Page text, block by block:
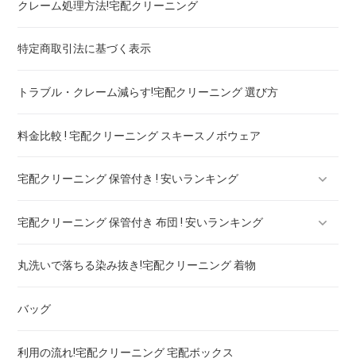
ブランドワンピース！宅配クリーニング 高品質 料金 比較
スカート・パンツ
セーター・カーディガン
スラックス
ブランドジャケット！宅配クリーニング 高品質 料金 比較
ブランドブラウス！宅配クリーニング 高品質 料金 比較
ブランドネクタイ！宅配クリーニング 高品質 料金 比較
ドレス！宅配クリーニング 高品質 料金 比較
ウェディングドレス
クレーム処理方法!宅配クリーニング
特定商取引法に基づく表示
トラブル・クレーム減らす!宅配クリーニング 選び方
料金比較 ! 宅配クリーニング スキースノボウェア
宅配クリーニング 保管付き ! 安いランキング
宅配クリーニング 保管付き ブーツ ! 安いランキング
宅配クリーニング 保管付き コート ! 安いランキング
宅配クリーニング 保管付き ダウン ! 安いランキング
宅配クリーニング 保管付き スノボーウェア ! 安いランキング
宅配クリーニング 保管付き 布団 ! 安いランキング
宅配クリーニング 保管付き 羽毛布団 ! 安いランキング
宅配クリーニング 保管付き 毛布 ! 安いランキング
丸洗いで落ちる染み抜き!宅配クリーニング 着物
バッグ
利用の流れ!宅配クリーニング 宅配ボックス